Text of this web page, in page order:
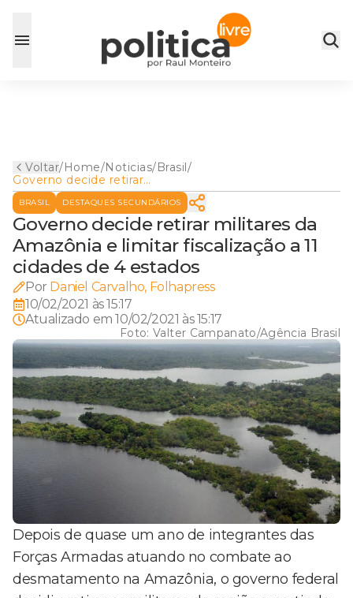
Voltar/Home/Noticias/Brasil/
Governo decide retirar
militares da Amazônia e
limitar fiscalização a 11
cidades de 4 estados
BRASIL DESTAQUES SECUNDÁRIOS
Governo decide retirar militares da
Amazônia e limitar fiscalização a 11
cidades de 4 estados
Por Daniel Carvalho, Folhapress
10/02/2021 às 15:17
Atualizado em10/02/2021 às 15:17
Foto:Valter Campanato/Agência Brasil
Depois de quase um ano de integrantes das
Forças Armadas atuando no combate ao
desmatamento na Amazônia, o governo federal